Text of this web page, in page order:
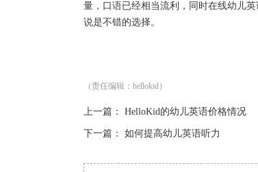
量，口语已经相当流利，同时在线幼儿
说是不错的选择。
（责任编辑：hellokid）
上一篇： HelloKid的幼儿英语价格情况
下一篇： 如何提高幼儿英语听力